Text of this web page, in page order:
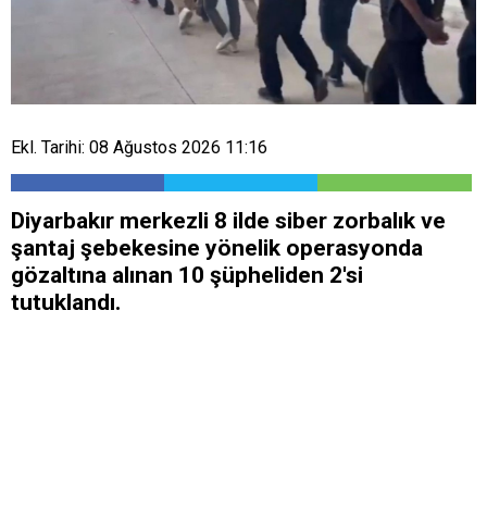
Ekl. Tarihi: 08 Ağustos 2026 11:16
Diyarbakır merkezli 8 ilde siber zorbalık ve
şantaj şebekesine yönelik operasyonda
gözaltına alınan 10 şüpheliden 2'si
tutuklandı.